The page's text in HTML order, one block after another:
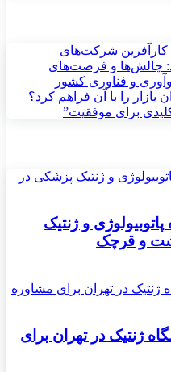
کارآفرین شرکت‌های
چالش‌ها و فرصت‌های
و فناوری کشور
برای موفقیت”
و ژنتیک
و قرچک
ژنتیک در تهران برای